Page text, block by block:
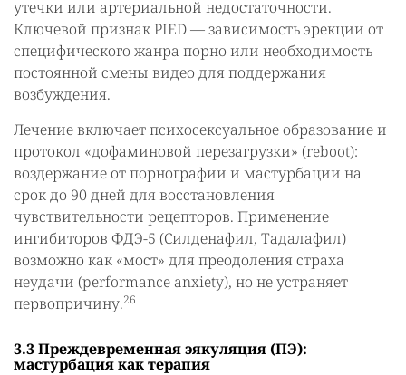
утечки или артериальной недостаточности.
Ключевой признак PIED — зависимость эрекции от
специфического жанра порно или необходимость
постоянной смены видео для поддержания
возбуждения.
Лечение включает психосексуальное образование и
протокол «дофаминовой перезагрузки» (reboot):
воздержание от порнографии и мастурбации на
срок до 90 дней для восстановления
чувствительности рецепторов. Применение
ингибиторов ФДЭ-5 (Силденафил, Тадалафил)
возможно как «мост» для преодоления страха
неудачи (performance anxiety), но не устраняет
первопричину.26
3.3 Преждевременная эякуляция (ПЭ):
мастурбация как терапия